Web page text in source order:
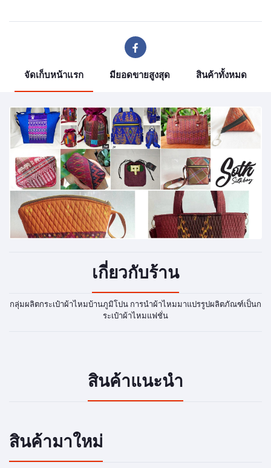
จัดเก็บหน้าแรก มียอดขายสูงสุด สินค้าทั้งหมด
เกี่ยวกับร้าน
กลุ่มผลิตกระเป๋าผ้าไหมบ้านภูมิโปน การนำผ้าไหมมาแปรรูปผลิตภัณฑ์เป็นก
ระเป๋าผ้าไหมแฟชั่น
สินค้าแนะนำ
สินค้ามาใหม่